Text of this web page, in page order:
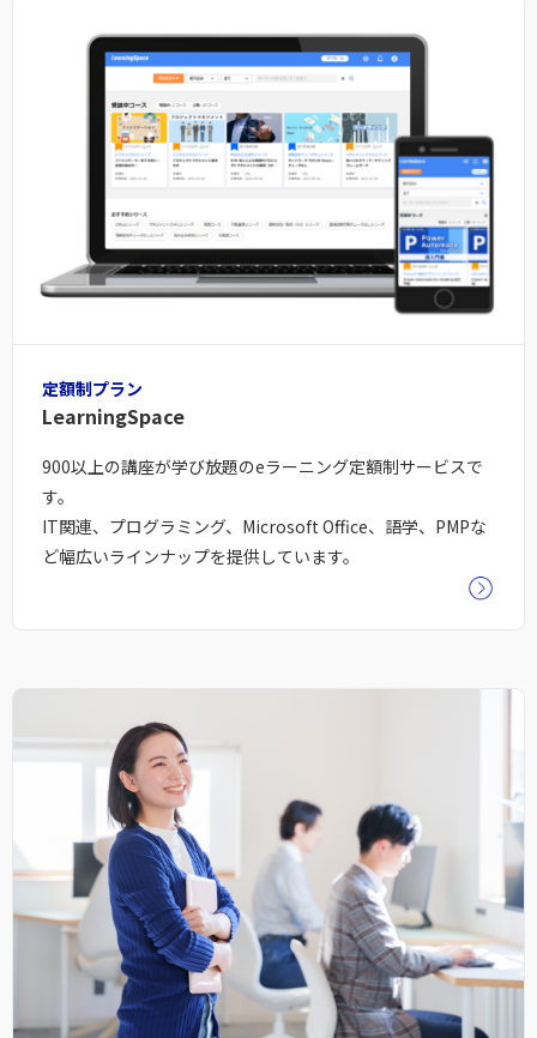
定額制プラン
LearningSpace
900以上の講座が学び放題のeラーニング定額制サービスで
す。
IT関連、プログラミング、Microsoft Office、語学、PMPな
ど幅広いラインナップを提供しています。